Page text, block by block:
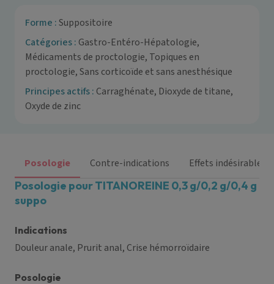
Forme :Suppositoire
Catégories : Gastro-Entéro-Hépatologie,
Médicaments de proctologie, Topiques en
proctologie, Sans corticoïde et sans anesthésique
Principes actifs : Carraghénate, Dioxyde de titane,
Oxyde de zinc
Posologie Contre-indications Effets indésirables
Posologie pour TITANOREINE 0,3 g/0,2 g/0,4 g
suppo
Indications
Douleur anale, Prurit anal, Crise hémorroïdaire
Posologie